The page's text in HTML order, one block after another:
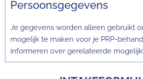
Persoonsgegevens
Je gegevens worden alleen gebruikt
mogelijk te maken voor je PRP-
informeren over gerelateerde